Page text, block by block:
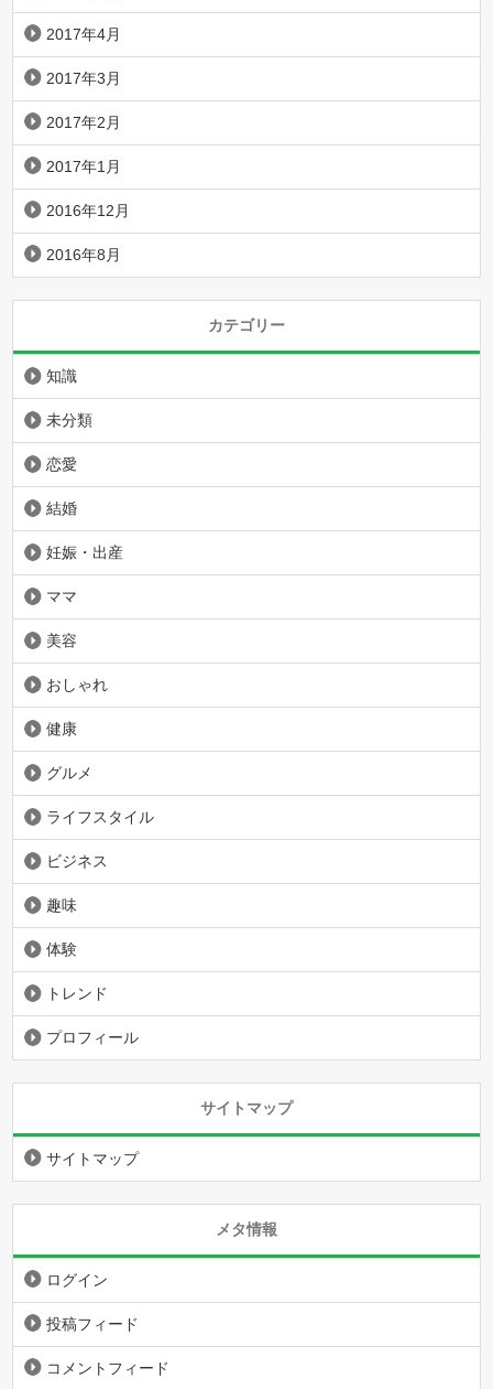
2017年4月
2017年3月
2017年2月
2017年1月
2016年12月
2016年8月
カテゴリー
知識
未分類
恋愛
結婚
妊娠・出産
ママ
美容
おしゃれ
健康
グルメ
ライフスタイル
ビジネス
趣味
体験
トレンド
プロフィール
サイトマップ
サイトマップ
メタ情報
ログイン
投稿フィード
コメントフィード